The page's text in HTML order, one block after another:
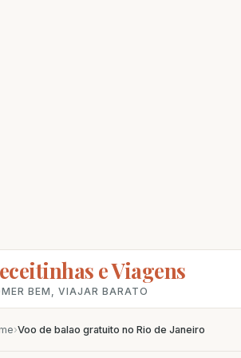
e Viagens
BEM, VIAJAR BARATO
›Voo de balao gratuito no Rio de Janeiro